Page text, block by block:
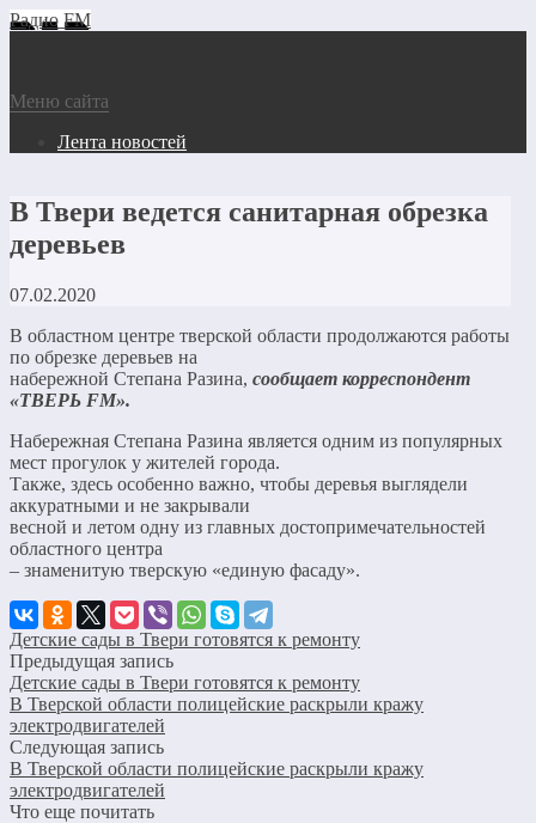
Радио FM
Меню сайта
Лента новостей
В Твери ведется санитарная обрезка
деревьев
07.02.2020
В областном центре тверской области продолжаются работы
по обрезке деревьев на
набережной Степана Разина, сообщает корреспондент
«ТВЕРЬ FM».
Набережная Степана Разина является одним из популярных
мест прогулок у жителей города.
Также, здесь особенно важно, чтобы деревья выглядели
аккуратными и не закрывали
весной и летом одну из главных достопримечательностей
областного центра
– знаменитую тверскую «единую фасаду».
Детские сады в Твери готовятся к ремонту
Предыдущая запись
Детские сады в Твери готовятся к ремонту
В Тверской области полицейские раскрыли кражу
электродвигателей
Следующая запись
В Тверской области полицейские раскрыли кражу
электродвигателей
Что еще почитать